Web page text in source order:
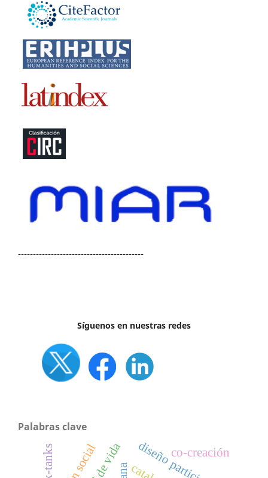
------------------------------------------
Síguenos en nuestras redes
Palabras clave
co-creación